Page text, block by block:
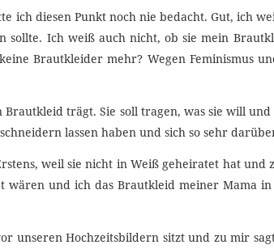
ich diesen Punkt noch nie bedacht. Gut, ich
Ich weiß auch nicht, ob sie mein
Brautkleider mehr? Wegen Feminismus
trägt. Sie soll tragen, was sie will
lassen haben und sich so sehr
weil sie nicht in Weiß geheiratet hat und
und ich das Brautkleid meiner Mama in
unseren Hochzeitsbildern sitzt und zu mir